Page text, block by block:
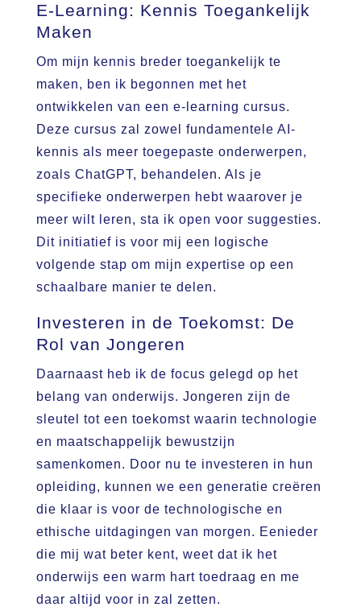
E-Learning: Kennis Toegankelijk
Maken
Om mijn kennis breder toegankelijk te
maken, ben ik begonnen met het
ontwikkelen van een e-learning cursus.
Deze cursus zal zowel fundamentele AI-
kennis als meer toegepaste onderwerpen,
zoals ChatGPT, behandelen. Als je
specifieke onderwerpen hebt waarover je
meer wilt leren, sta ik open voor suggesties.
Dit initiatief is voor mij een logische
volgende stap om mijn expertise op een
schaalbare manier te delen.
Investeren in de Toekomst: De
Rol van Jongeren
Daarnaast heb ik de focus gelegd op het
belang van onderwijs. Jongeren zijn de
sleutel tot een toekomst waarin technologie
en maatschappelijk bewustzijn
samenkomen. Door nu te investeren in hun
opleiding, kunnen we een generatie creëren
die klaar is voor de technologische en
ethische uitdagingen van morgen. Eenieder
die mij wat beter kent, weet dat ik het
onderwijs een warm hart toedraag en me
daar altijd voor in zal zetten.